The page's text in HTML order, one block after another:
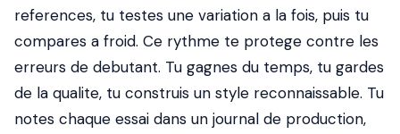
references, tu testes une variation a la fois, puis tu
compares a froid. Ce rythme te protege contre les
erreurs de debutant. Tu gagnes du temps, tu gardes
de la qualite, tu construis un style reconnaissable. Tu
notes chaque essai dans un journal de production,